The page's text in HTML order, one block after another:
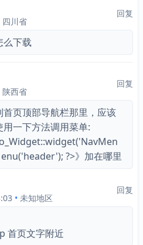
四川省
回复
么下载
陕西省
回复
首页顶部导航栏那里，应该
一下方法调用菜单:
?>》加在哪里
• 未知地区
回复
首页文字附近